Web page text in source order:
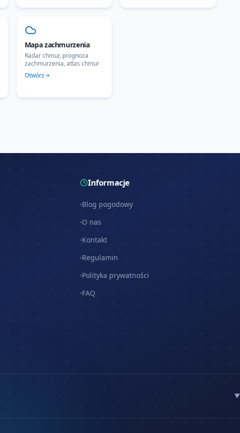
Mapa zachmurzenia
Radar chmur, prognoza
zachmurzenia, atlas chmur
Otwórz
Informacje
Blog pogodowy
O nas
Kontakt
Regulamin
Polityka prywatności
FAQ
▼